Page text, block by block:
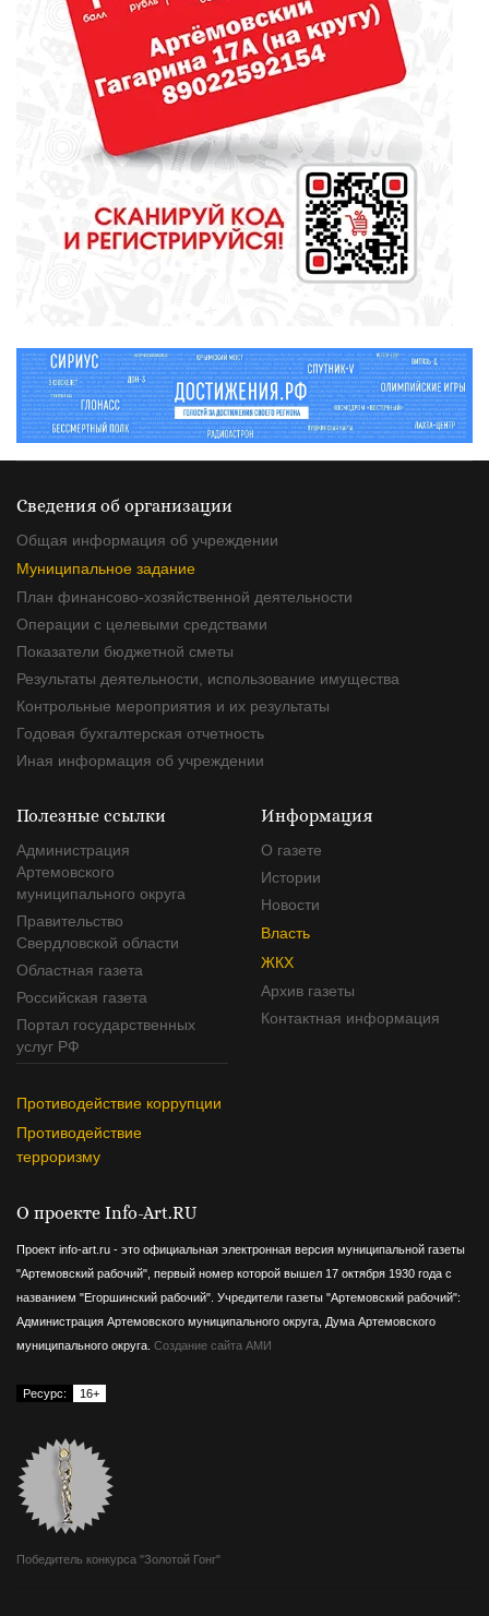
СПОРТ
Денис Паслер поставил
футбольному клубу «Урал»
задачу выйти в Российскую
премьер-лигу
Газманов, «Город мастеров» и
музейные квесты
Сведения об организации
Общая информация об учреждении
Муниципальное задание
План финансово-хозяйственной деятельности
Операции с целевыми средствами
Показатели бюджетной сметы
Результаты деятельности, использование имущества
Контрольные мероприятия и их результаты
Годовая бухгалтерская отчетность
Иная информация об учреждении
Полезные ссылки
Администрация
Артемовского
муниципального округа
Правительство
Свердловской области
Областная газета
Российская газета
Портал государственных
услуг РФ
Противодействие коррупции
Противодействие
терроризму
Информация
О газете
Истории
Новости
Власть
ЖКХ
Архив газеты
Контактная информация
О проекте Info-Art.RU
Проект info-art.ru - это официальная электронная версия муниципальной газеты
"Артемовский рабочий", первый номер которой вышел 17 октября 1930 года с
названием "Егоршинский рабочий". Учредители газеты "Артемовский рабочий":
Администрация Артемовского муниципального округа, Дума Артемовского
муниципального округа. Создание сайта АМИ
Ресурс: 16+
Победитель конкурса "Золотой Гонг"